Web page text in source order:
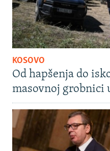
KOSOVO
Od hapšenja do
masovnoj grobnici